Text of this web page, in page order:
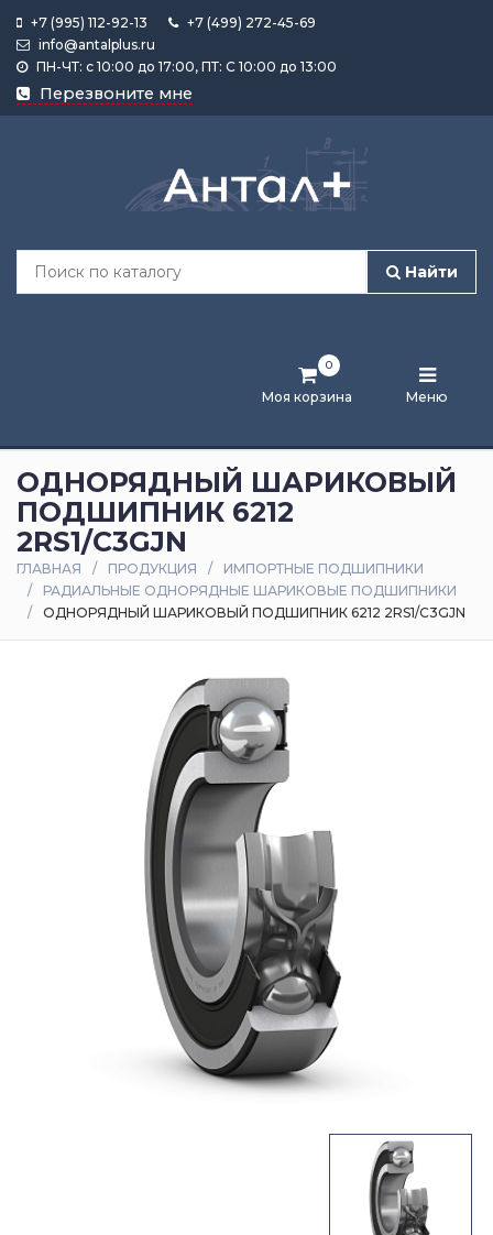
+7 (995) 112-92-13
+7 (499) 272-45-69
info@antalplus.ru
ПН-ЧТ: с 10:00 до 17:00, ПТ: С 10:00 до 13:00
Перезвоните мне
Найти
Моя корзина
0
Меню
Каталог
продукции
Лента
и
статьи
Оплата
и
доставка
ОДНОРЯДНЫЙ ШАРИКОВЫЙ
ПОДШИПНИК 6212
2RS1/C3GJN
ГЛАВНАЯ ПРОДУКЦИЯ
ИМПОРТНЫЕ ПОДШИПНИКИ
РАДИАЛЬНЫЕ ОДНОРЯДНЫЕ ШАРИКОВЫЕ ПОДШИПНИКИ
ОДНОРЯДНЫЙ ШАРИКОВЫЙ ПОДШИПНИК 6212 2RS1/C3GJN